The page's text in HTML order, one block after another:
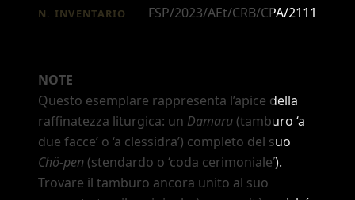
N. INVENTARIO FSP/2023/AEt/CRB/CPA/2111
NOTE
Questo esemplare rappresenta l’apice della
raffinatezza liturgica: un Damaru (tamburo ‘a
due facce’ o ‘a clessidra’) completo del suo
Chö-pen (stendardo o ‘coda cerimoniale’).
Trovare il tamburo ancora unito al suo